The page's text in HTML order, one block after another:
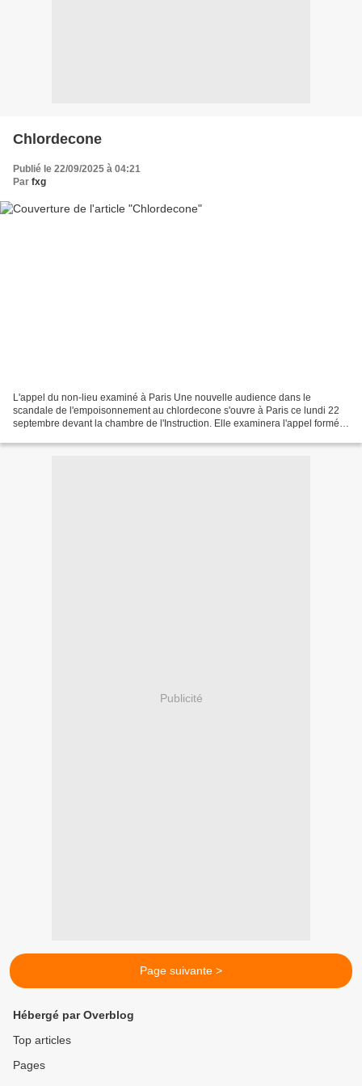
Chlordecone
Publié le 22/09/2025 à 04:21
Par fxg
L'appel du non-lieu examiné à Paris Une nouvelle audience dans le
scandale de l'empoisonnement au chlordecone s'ouvre à Paris ce lundi 22
septembre devant la chambre de l'Instruction. Elle examinera l'appel formé
Publicité
Page suivante >
Hébergé par Overblog
Top articles
Pages